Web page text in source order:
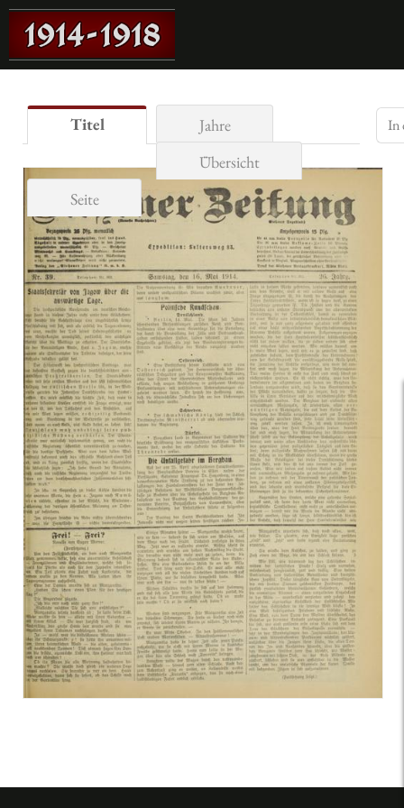
Titel
Jahre
Übersicht
Seite